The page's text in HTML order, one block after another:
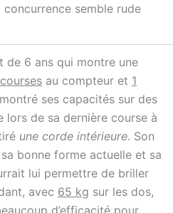
semble rude
de 6 ans qui montre une
au compteur et 1
ses capacités sur des
lors de sa dernière course à
une corde intérieure. Son
bonne forme actuelle et sa
lui permettre de briller
avec 65 kg sur les dos,
d’efficacité pour